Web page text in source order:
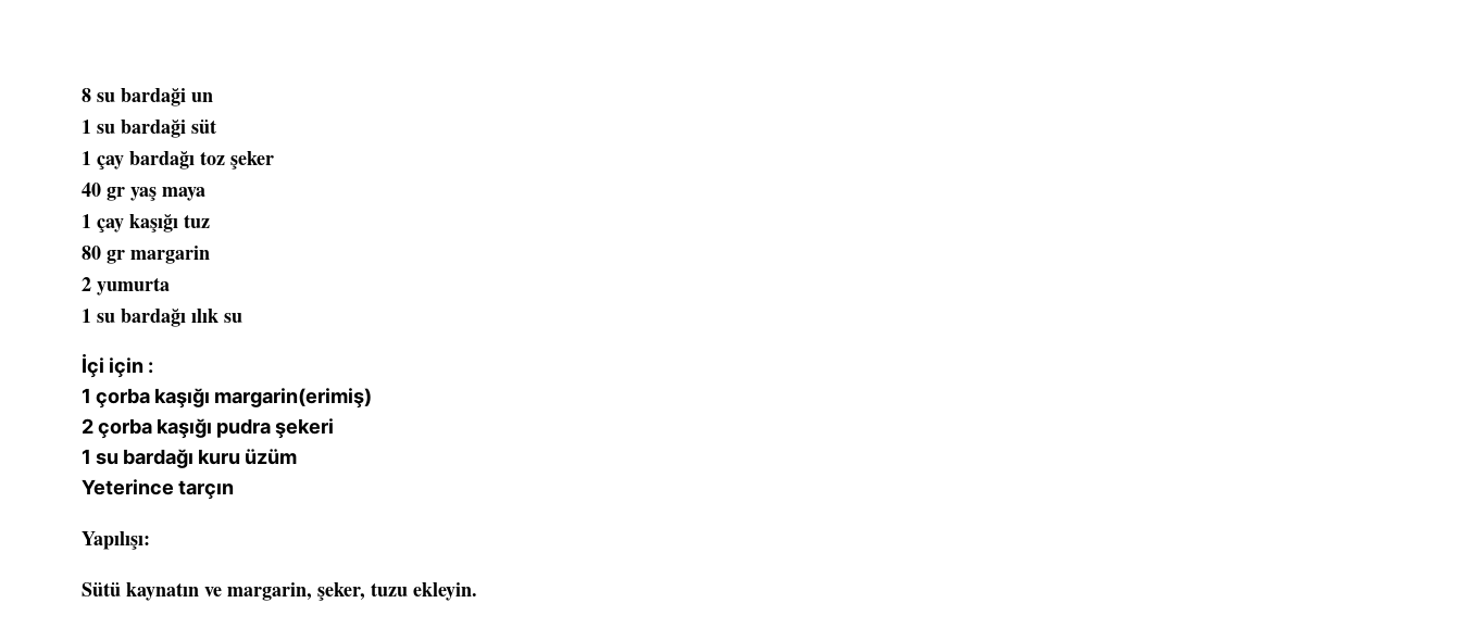
8 su bardaği un
1 su bardaği süt
1 çay bardağı toz şeker
40 gr yaş maya
1 çay kaşığı tuz
80 gr margarin
2 yumurta
1 su bardağı ılık su
İçi için :
1 çorba kaşığı margarin(erimiş)
2 çorba kaşığı pudra şekeri
1 su bardağı kuru üzüm
Yeterince tarçın
Yapılışı:
Sütü kaynatın ve margarin, şeker, tuzu ekleyin.